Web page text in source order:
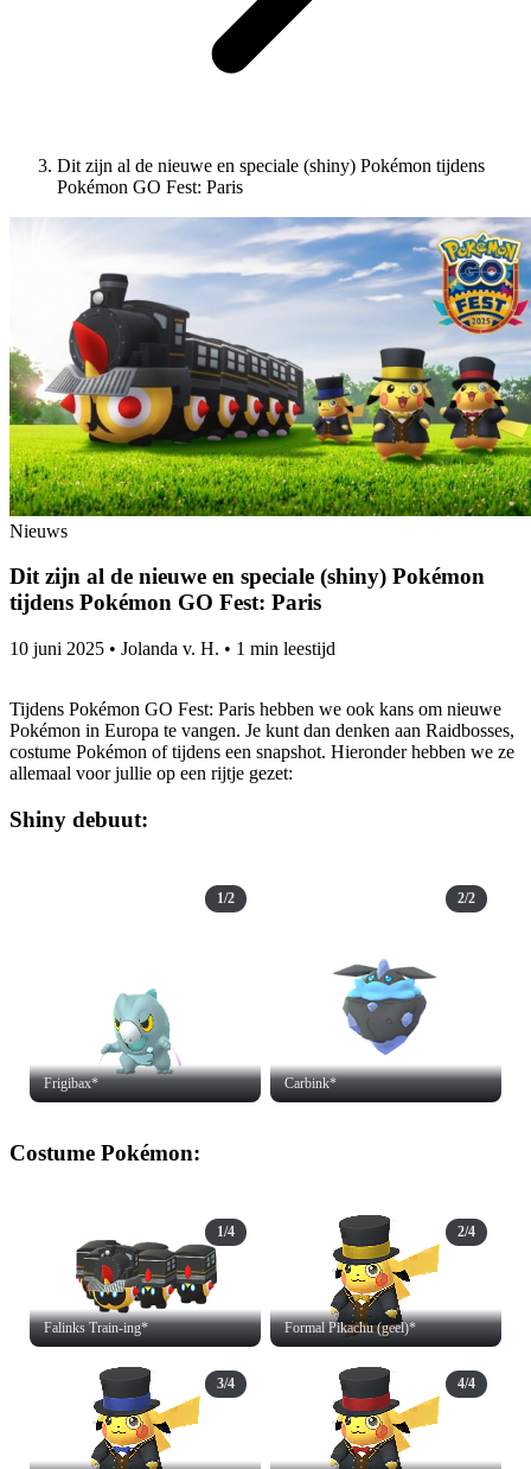
Dit zijn al de nieuwe en speciale (shiny) Pokémon tijdens
Pokémon GO Fest: Paris
Nieuws
Dit zijn al de nieuwe en speciale (shiny) Pokémon
tijdens Pokémon GO Fest: Paris
10 juni 2025 • Jolanda v. H. • 1 min leestijd
Tijdens Pokémon GO Fest: Paris hebben we ook kans om nieuwe
Pokémon in Europa te vangen. Je kunt dan denken aan Raidbosses,
costume Pokémon of tijdens een snapshot. Hieronder hebben we ze
allemaal voor jullie op een rijtje gezet:
Shiny debuut:
Frigibax*
1/2
Carbink*
2/2
Costume Pokémon:
Falinks Train-ing*
1/4
Formal Pikachu (geel)*
2/4
3/4 4/4